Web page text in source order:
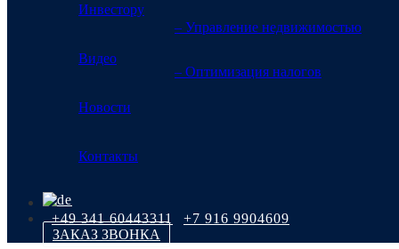
– Управление недвижимостью
– Оптимизация налогов
Инвестору
Видео
Новости
Контакты
+49 341 60443311
+7 916 9904609
ЗАКАЗ ЗВОНКА
Статьи и аналитические обзоры> Новости>Как
Как вкладывать деньги в недвижимость: 4 инвестиционных